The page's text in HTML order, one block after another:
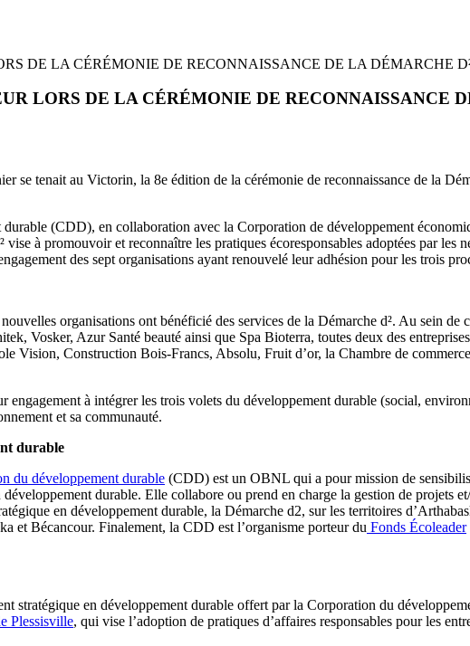
LORS DE LA CÉRÉMONIE DE RECONNAISSANCE
se tenait au Victorin, la 8e édition de la cérémonie de reconnaissance de la
durable (CDD), en collaboration avec la Corporation de développement
à promouvoir et reconnaître les pratiques écoresponsables adoptées par les
des sept organisations ayant renouvelé leur adhésion pour les trois
organisations ont bénéficié des services de la Démarche d². Au sein
Vosker, Azur Santé beauté ainsi que Spa Bioterra, toutes deux des
Vision, Construction Bois-Francs, Absolu, Fruit d’or, la Chambre de
engagement à intégrer les trois volets du développement durable (social,
et sa communauté.
durable
du développement durable (CDD) est un OBNL qui a pour mission de
durable. Elle collabore ou prend en charge la gestion de projets
en développement durable, la Démarche d2, sur les territoires
et Bécancour. Finalement, la CDD est l’organisme porteur du Fonds Écoleader
stratégique en développement durable offert par la Corporation du
Plessisville, qui vise l’adoption de pratiques d’affaires responsables pour les